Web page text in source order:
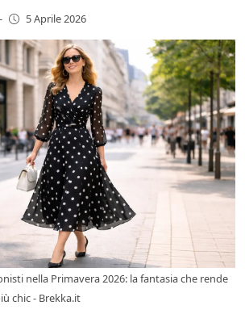
- 5 Aprile 2026
nella Primavera 2026: la fantasia che rende
chic - Brekka.it